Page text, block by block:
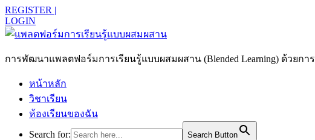
REGISTER |
LOGIN
การพัฒนาแพลตฟอร์มการเรียนรู้แบบผสมผสาน (Blended Learning) ด้วย
หน้าหลัก
วิชาเรียน
ห้องเรียนของฉัน
Search for:
Search Button